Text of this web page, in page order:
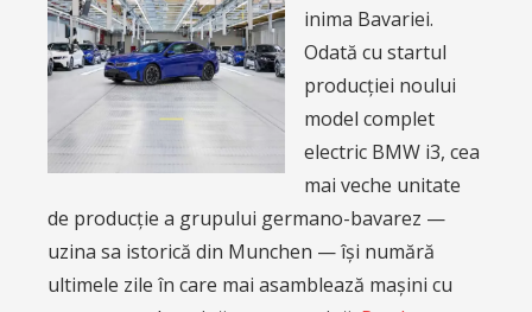
inima Bavariei.
Odată cu startul
producției noului
model complet
electric BMW i3, cea
mai veche unitate
de producție a grupului germano-bavarez —
uzina sa istorică din Munchen — își numără
ultimele zile în care mai asamblează mașini cu